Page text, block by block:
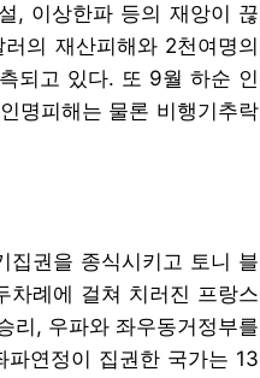
, 이상한파 등의 재앙이 끊
의 재산피해와 2천여명의
되고 있다. 또 9월 하순 인
명피해는 물론 비행기추락
집권을 종식시키고 토니 블
례에 걸쳐 치러진 프랑스
리, 우파와 좌우동거정부를
연정이 집권한 국가는 13